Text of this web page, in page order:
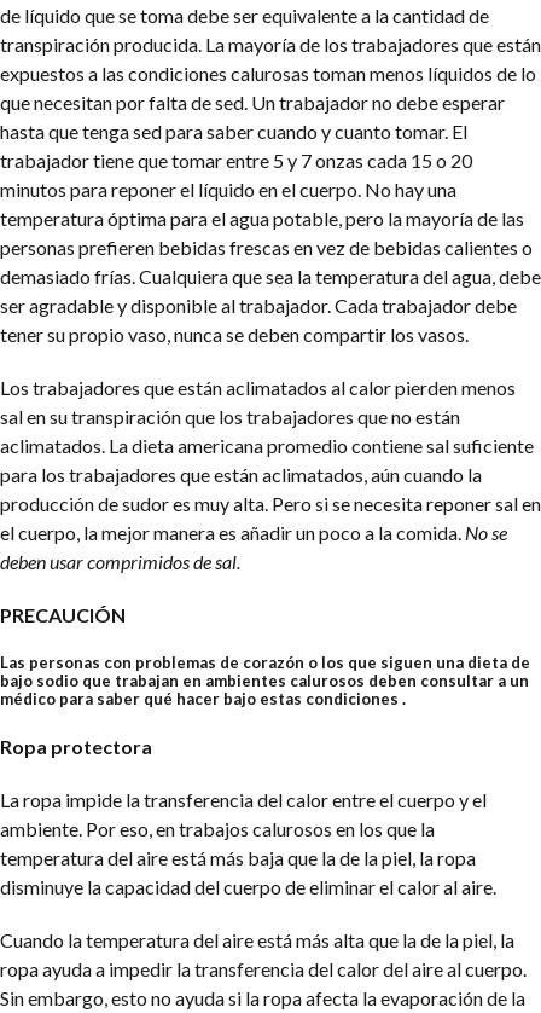
de líquido que se toma debe ser equivalente a la cantidad de
transpiración producida. La mayoría de los trabajadores que están
expuestos a las condiciones calurosas toman menos líquidos de lo
que necesitan por falta de sed. Un trabajador no debe esperar
hasta que tenga sed para saber cuando y cuanto tomar. El
trabajador tiene que tomar entre 5 y 7 onzas cada 15 o 20
minutos para reponer el líquido en el cuerpo. No hay una
temperatura óptima para el agua potable, pero la mayoría de las
personas prefieren bebidas frescas en vez de bebidas calientes o
demasiado frías. Cualquiera que sea la temperatura del agua, debe
ser agradable y disponible al trabajador. Cada trabajador debe
tener su propio vaso, nunca se deben compartir los vasos.
Los trabajadores que están aclimatados al calor pierden menos
sal en su transpiración que los trabajadores que no están
aclimatados. La dieta americana promedio contiene sal suficiente
para los trabajadores que están aclimatados, aún cuando la
producción de sudor es muy alta. Pero si se necesita reponer sal en
el cuerpo, la mejor manera es añadir un poco a la comida. No se
deben usar comprimidos de sal.
PRECAUCIÓN
Las personas con problemas de corazón o los que siguen una dieta de
bajo sodio que trabajan en ambientes calurosos deben consultar a un
médico para saber qué hacer bajo estas condiciones .
Ropa protectora
La ropa impide la transferencia del calor entre el cuerpo y el
ambiente. Por eso, en trabajos calurosos en los que la
temperatura del aire está más baja que la de la piel, la ropa
disminuye la capacidad del cuerpo de eliminar el calor al aire.
Cuando la temperatura del aire está más alta que la de la piel, la
ropa ayuda a impedir la transferencia del calor del aire al cuerpo.
Sin embargo, esto no ayuda si la ropa afecta la evaporación de la